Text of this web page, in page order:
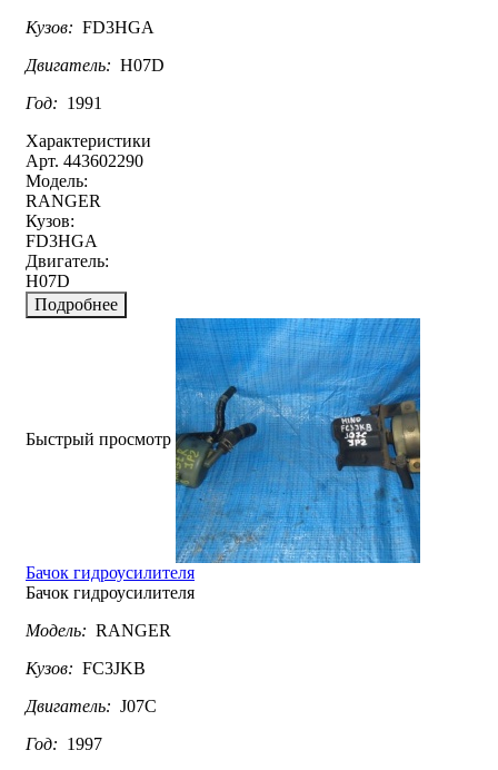
Кузов: FD3HGA
Двигатель: H07D
Год: 1991
Характеристики
Арт. 443602290
Модель:
RANGER
Кузов:
FD3HGA
Двигатель:
H07D
Подробнее
Быстрый просмотр
Бачок гидроусилителя
Бачок гидроусилителя
Модель: RANGER
Кузов: FC3JKB
Двигатель: J07C
Год: 1997